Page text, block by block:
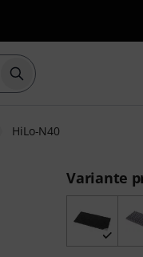
Începeți căutarea
HiLo-N40
Variante